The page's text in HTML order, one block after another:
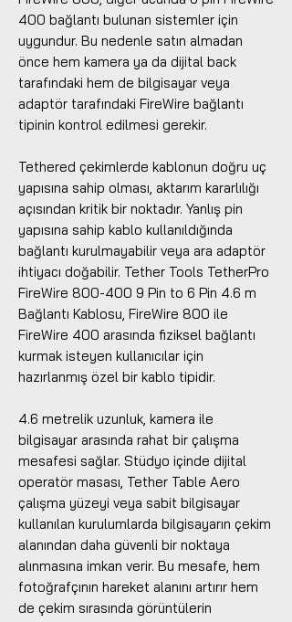
400 bağlantı bulunan sistemler için
uygundur. Bu nedenle satın almadan
önce hem kamera ya da dijital back
tarafındaki hem de bilgisayar veya
adaptör tarafındaki FireWire bağlantı
tipinin kontrol edilmesi gerekir.
Tethered çekimlerde kablonun doğru uç
yapısına sahip olması, aktarım kararlılığı
açısından kritik bir noktadır. Yanlış pin
yapısına sahip kablo kullanıldığında
bağlantı kurulmayabilir veya ara adaptör
ihtiyacı doğabilir. Tether Tools TetherPro
FireWire 800-400 9 Pin to 6 Pin 4.6 m
Bağlantı Kablosu, FireWire 800 ile
FireWire 400 arasında fiziksel bağlantı
kurmak isteyen kullanıcılar için
hazırlanmış özel bir kablo tipidir.
4.6 metrelik uzunluk, kamera ile
bilgisayar arasında rahat bir çalışma
mesafesi sağlar. Stüdyo içinde dijital
operatör masası, Tether Table Aero
çalışma yüzeyi veya sabit bilgisayar
kullanılan kurulumlarda bilgisayarın çekim
alanından daha güvenli bir noktaya
alınmasına imkan verir. Bu mesafe, hem
fotoğrafçının hareket alanını artırır hem
de çekim sırasında görüntülerin